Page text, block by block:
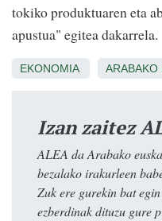
tokiko produktuaren eta
apustua" egitea dakarrela.
EKONOMIA ARABAKO
Izan zaitez
ALEA da Arabako
bezalako irakurleen
Zuk ere gurekin bat
ezberdinak dituzu gure